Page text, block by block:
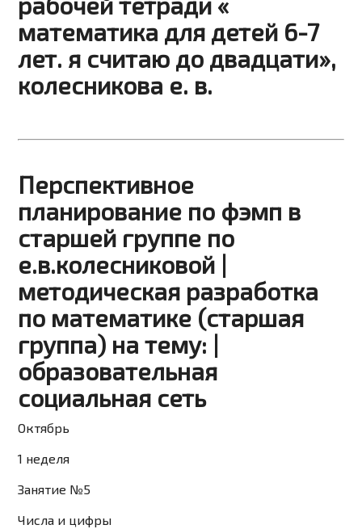
математика для детей 6-7
лет. я считаю до двадцати»,
колесникова е. в.
Перспективное
планирование по фэмп в
старшей группе по
е.в.колесниковой |
методическая разработка
по математике (старшая
группа) на тему: |
образовательная
социальная сеть
Октябрь
1 неделя
Занятие №5
Числа и цифры